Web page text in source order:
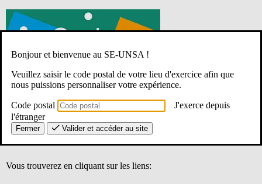
Mardi 16 juin, nous avons siégé au CSAD qui avait pour objectif
de déterminer les ajustements de mesures de carte scolaire pour la
Vous trouverez en cliquant sur les liens:
Bonjour et bienvenue au SE-UNSA !
Veuillez saisir le code postal de votre lieu d'exercice afin que
nous puissions personnaliser votre expérience.
Code postal
J'exerce depuis
l'étranger
Fermer Valider et accéder au site